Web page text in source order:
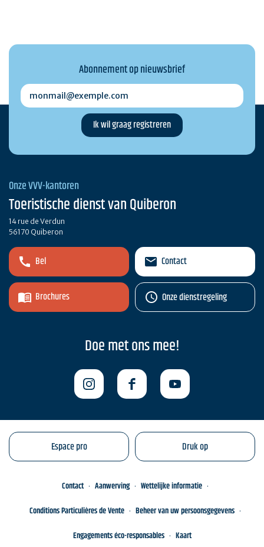
Abonnement op nieuwsbrief
monmail@exemple.com
Onze VVV-kantoren
Toeristische dienst van Quiberon
14 rue de Verdun
56170 Quiberon
Bel
Brochures
Contact
Onze dienstregeling
Doe met ons mee!
Espace pro Druk op
Contact Aanwerving
Wettelijke informatie
Conditions Particulières de Vente
Beheer van uw persoonsgegevens
Engagements éco-responsables
Kaart